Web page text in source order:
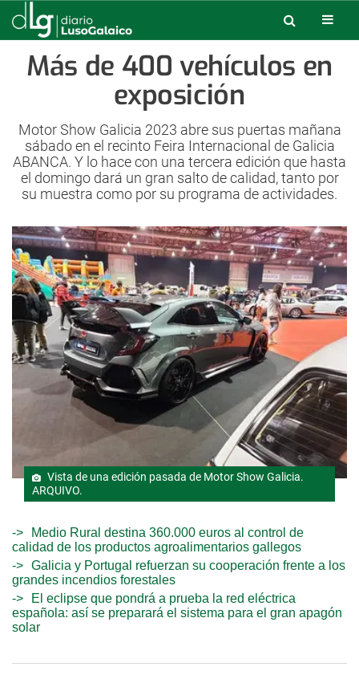
Más de 400 vehículos en
exposición
Motor Show Galicia 2023 abre sus puertas mañana
sábado en el recinto Feira Internacional de Galicia
ABANCA. Y lo hace con una tercera edición que hasta
el domingo dará un gran salto de calidad, tanto por
su muestra como por su programa de actividades.
Vista de una edición pasada de Motor Show Galicia.
ARQUIVO.
Medio Rural destina 360.000 euros al control de
calidad de los productos agroalimentarios gallegos
Galicia y Portugal refuerzan su cooperación frente a los
grandes incendios forestales
El eclipse que pondrá a prueba la red eléctrica
española: así se preparará el sistema para el gran apagón
solar